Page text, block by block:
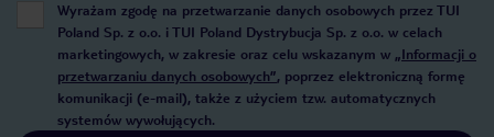
Wyrażam zgodę na przetwarzanie danych osobowych przez TUI
Poland Sp. z o.o. i TUI Poland Dystrybucja Sp. z o.o. w celach
marketingowych, w zakresie oraz celu wskazanym w „Informacji o
przetwarzaniu danych osobowych”, poprzez elektroniczną formę
komunikacji (e-mail), także z użyciem tzw. automatycznych
systemów wywołujących.